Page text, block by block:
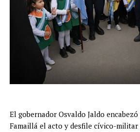
El gobernador Osvaldo Jaldo
Famaillá el acto y desfile cívico-militar